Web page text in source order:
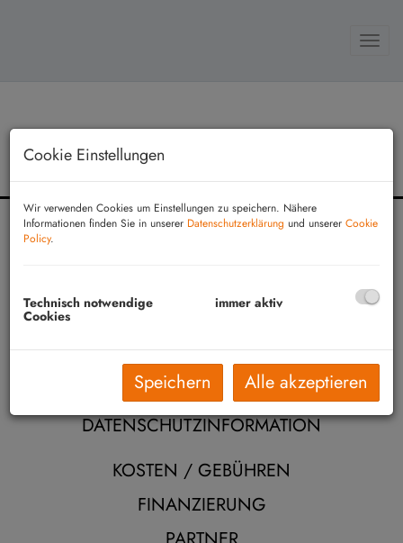
REFERENZOBJEKTE
IMPRESSUM
DATENSCHUTZINFORMATION
KOSTEN / GEBÜHREN
FINANZIERUNG
Cookie Einstellungen
Wir verwenden Cookies um Einstellungen zu speichern. Nähere
Informationen finden Sie in unserer Datenschutzerklärung und unserer Cookie
Policy.
Technisch notwendige
Cookies
immer aktiv
Speichern Alle akzeptieren